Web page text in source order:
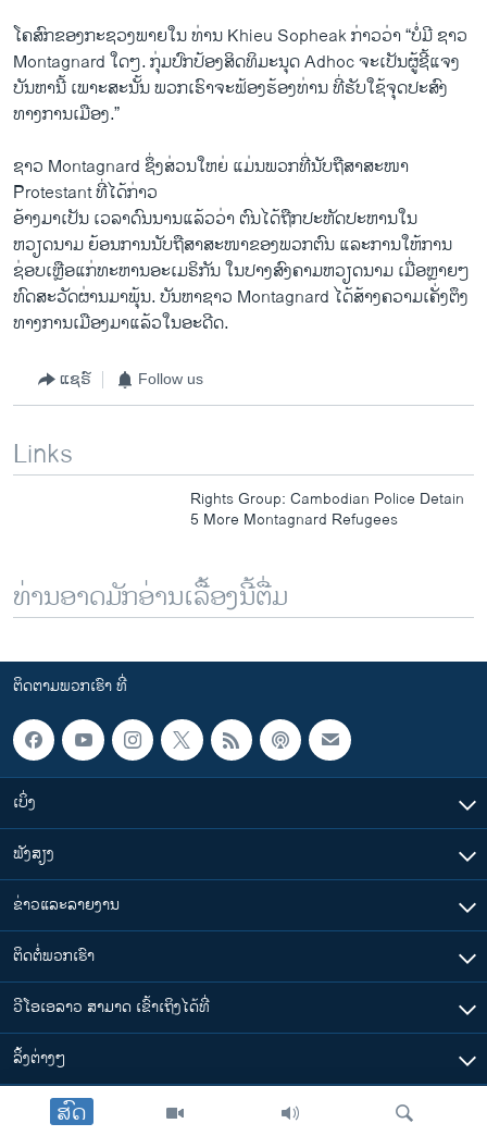
ສົດ
​ໂຄສົກ​ຂອງ​ກະຊວງ​ພາຍ​ໃນ ທ່ານ Khieu Sopheak ກ່າວ​ວ່າ “ບໍ່​ມີ ຊາວ
Montagnard ໃດໆ. ກຸ່ມປົກປ້ອງສິດທິມະນຸດ Adhoc ຈະ​ເປັນ​ຜູ້​ຊີ້​ແຈງ​
ບັນຫາ​ນີ້ ​ເພາະສະ​ນັ້ນ ພວກ​ເຮົາ​ຈະ​ຟ້ອງ​ຮ້ອງ​ທ່ານ ທີ່​ຮັບໃຊ້ຈຸດປະສົງ​
ທາງ​ການ​ເມືອງ.”
ຊາວ Montagnard ຊຶ່ງ​ສ່ວນ​ໃຫຍ່ ​ແມ່ນ​ພວກ​ທີ່​ນັບຖືສາສະ​ໜາ
Protestant ທີ່​ໄດ້​ກ່າວ
ອ້າງມາເປັນ ເວລາດົນນານແລ້ວ​ວ່າ ຕົນ​ໄດ້​ຖືກ​ປະ​ຫັດ​ປະຫານ​ໃນ​
ຫວຽດນາມ ຍ້ອນ​ການ​ນັບຖື​ສາສະໜາ​ຂອງ​ພວກ​ຕົນ ​ແລະ​ການ​ໃຫ້ການ​
ຊ່ອບ​ເຫຼືອ​ແກ່ທະຫານ​ອະ​ເມຣິກັນ ​ໃນປາງ​ສົງຄາມ​ຫວຽດນາມ​ ​ເມື່ອ​ຫຼາຍໆ​
ທົດ​ສະ​ວັດ​ຜ່ານ​ມາ​ພຸ້ນ. ບັນຫາຊາວ Montagnard ​ໄດ້​ສ້າງ​ຄວາມ​ເຄັ່ງ​ຕຶງ​
ທາງ​ການ​ເມືອງ​ມາ​ແລ້ວ​ໃນ​ອະດີດ.
ແຊຣ໌ Follow us
Links
Rights Group: Cambodian Police Detain
5 More Montagnard Refugees
ທ່ານອາດມັກອ່ານເລື້ອງນີ້ຕື່ມ
ຕິດຕາມພວກເຮົາ ທີ່
ເບິ່ງ
ຟັງສຽງ
ຂ່າວແລະລາຍງານ
ຕິດຕໍ່ພວກເຮົາ
ວີໂອເອລາວ ສາມາດ ເຂົ້າເຖິງໄດ້ທີ່
​ລິ້ງ​ຕ່າງໆ
ຕາມເວລາໃນລາວ